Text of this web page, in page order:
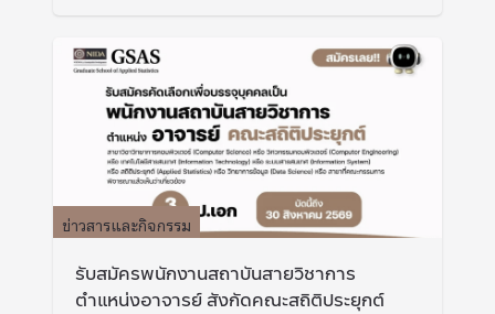
ข่าวสารและกิจกรรม
รับสมัครพนักงานสถาบันสายวิชาการ
ตำแหน่งอาจารย์ สังกัดคณะสถิติประยุกต์